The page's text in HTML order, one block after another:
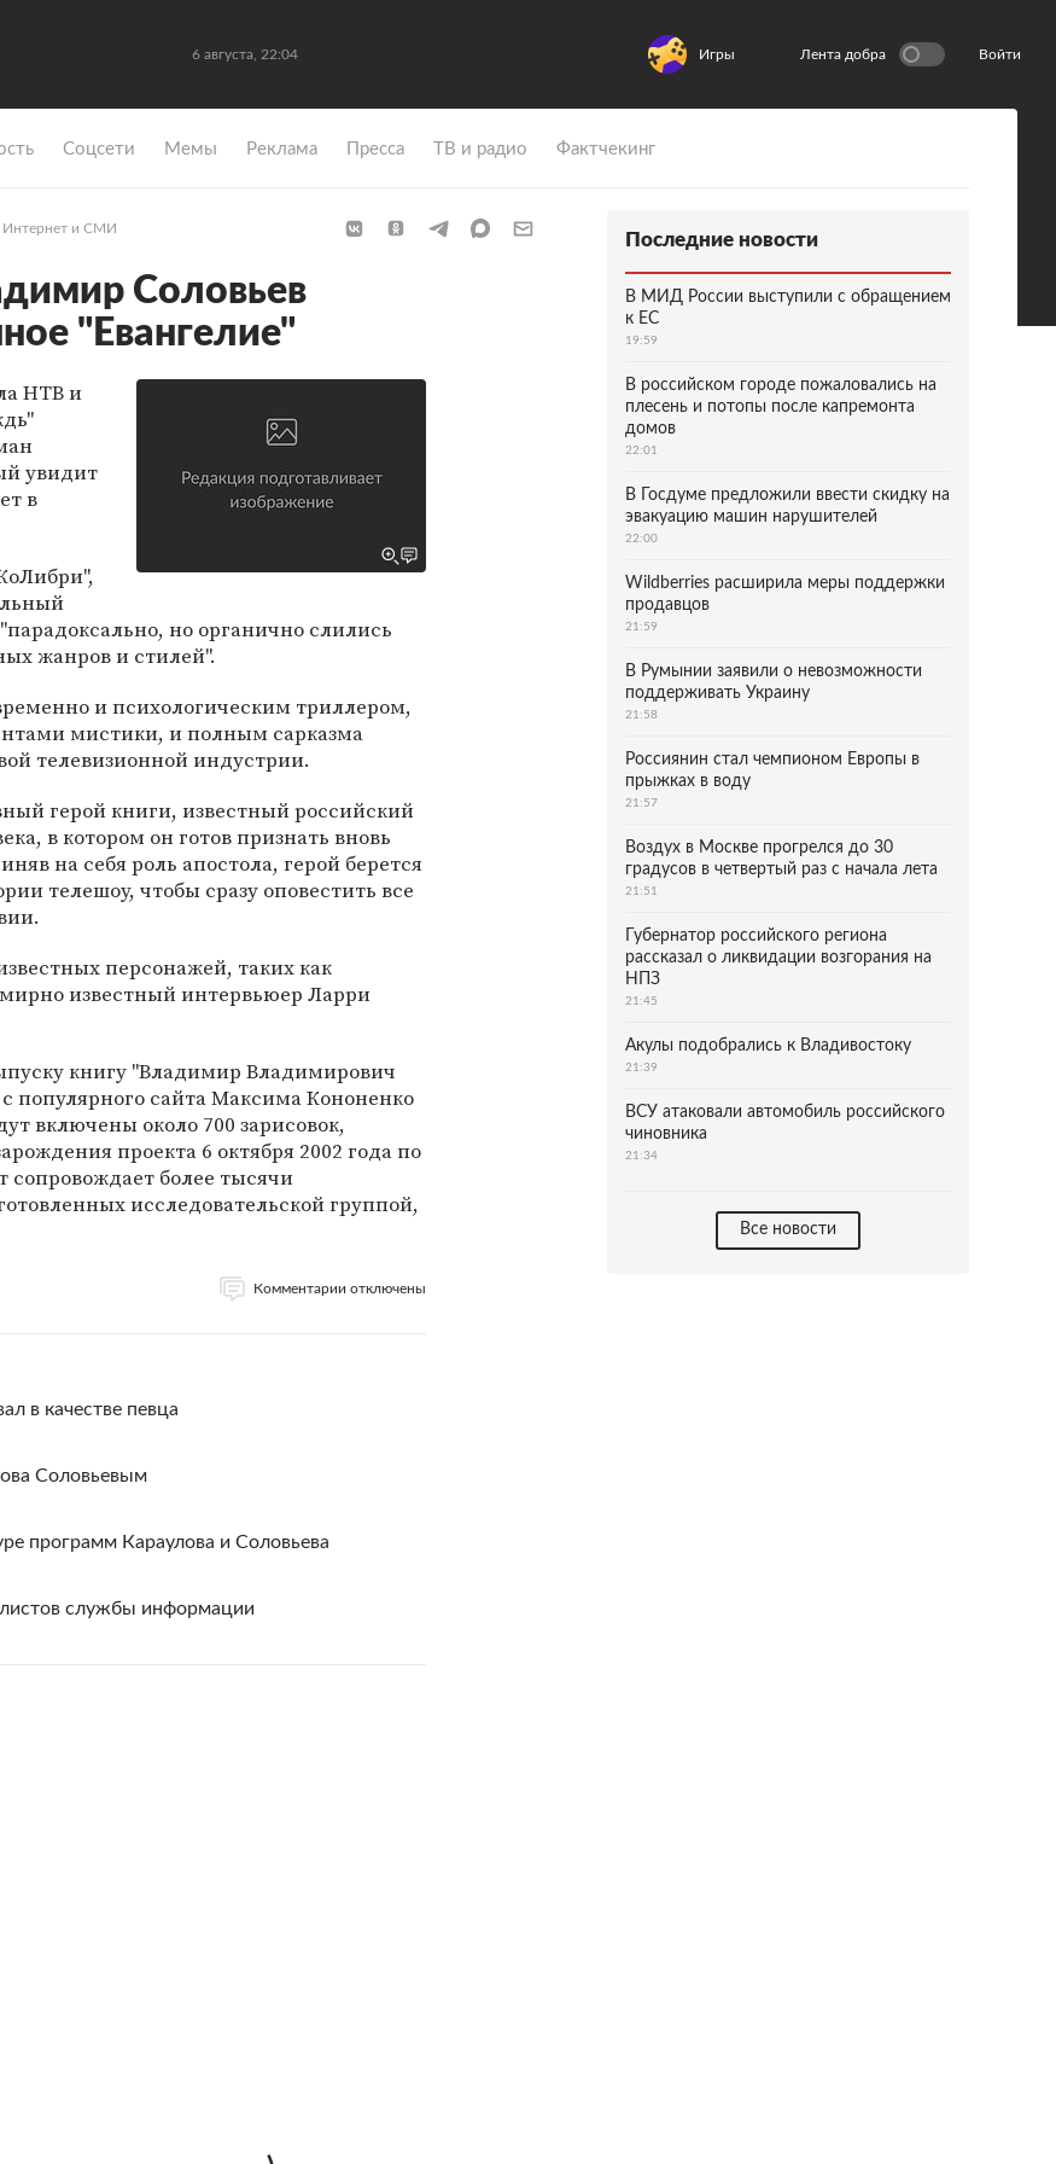
6 августа, 22:04 Игры Лента добра Войти
Coцсети Мемы Реклама Пресса ТВ и радио Фактчекинг
Интернет и СМИ
Соловьев
"Евангелие"
НТВ и
увидит
в
но органично слились
жанров и стилей".
и психологическим триллером,
мистики, и полным сарказма
телевизионной индустрии.
герой книги, известный российский
в котором он готов признать вновь
на себя роль апостола, герой берется
телешоу, чтобы сразу оповестить все
персонажей, таких как
известный интервьюер Ларри
книгу "Владимир Владимирович
популярного сайта Максима Кононенко
включены около 700 зарисовок,
проекта 6 октября 2002 года по
сопровождает более тысячи
исследовательской группой,
Комментарии отключены
в качестве певца
Соловьевым
программ Караулова и Соловьева
службы информации
Последние новости
В МИД России выступили с обращением
к ЕС
19:59
В российском городе пожаловались на
плесень и потопы после капремонта
домов
22:01
В Госдуме предложили ввести скидку на
эвакуацию машин нарушителей
22:00
Wildberries расширила меры поддержки
продавцов
21:59
В Румынии заявили о невозможности
поддерживать Украину
21:58
Россиянин стал чемпионом Европы в
прыжках в воду
21:57
Воздух в Москве прогрелся до 30
градусов в четвертый раз с начала лета
21:51
Губернатор российского региона
рассказал о ликвидации возгорания на
НПЗ
21:45
Акулы подобрались к Владивостоку
21:39
ВСУ атаковали автомобиль российского
чиновника
21:34
Все новости